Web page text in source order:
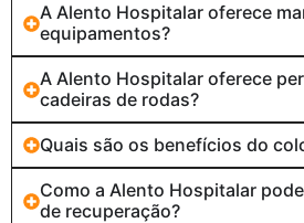
A Alento Hospitalar oferece
equipamentos?
A Alento Hospitalar oferece
cadeiras de rodas?
Quais são os benefícios do
Como a Alento Hospitalar
de recuperação?